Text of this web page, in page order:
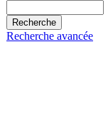
Recherche avancée